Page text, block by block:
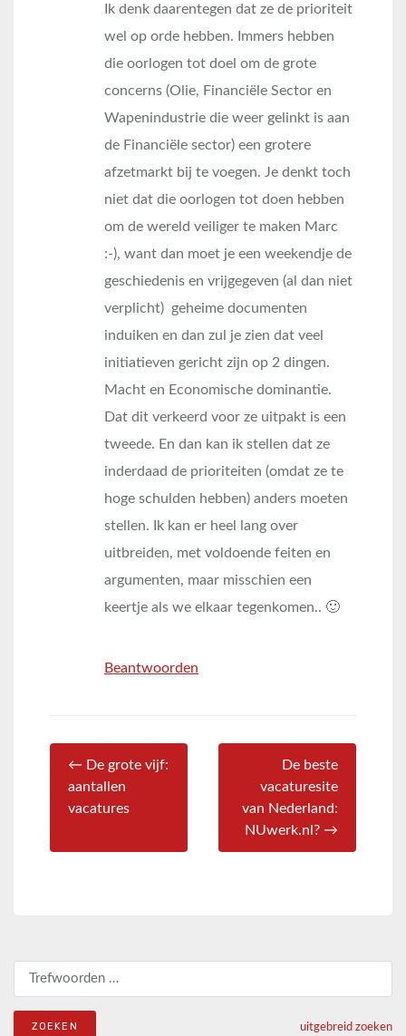
Ik denk daarentegen dat ze de prioriteit
wel op orde hebben. Immers hebben
die oorlogen tot doel om de grote
concerns (Olie, Financiële Sector en
Wapenindustrie die weer gelinkt is aan
de Financiële sector) een grotere
afzetmarkt bij te voegen. Je denkt toch
niet dat die oorlogen tot doen hebben
om de wereld veiliger te maken Marc
:-), want dan moet je een weekendje de
geschiedenis en vrijgegeven (al dan niet
verplicht) geheime documenten
induiken en dan zul je zien dat veel
initiatieven gericht zijn op 2 dingen.
Macht en Economische dominantie.
Dat dit verkeerd voor ze uitpakt is een
tweede. En dan kan ik stellen dat ze
inderdaad de prioriteiten (omdat ze te
hoge schulden hebben) anders moeten
stellen. Ik kan er heel lang over
uitbreiden, met voldoende feiten en
argumenten, maar misschien een
keertje als we elkaar tegenkomen.. 🙂
Beantwoorden
← De grote vijf:
aantallen
vacatures
De beste
vacaturesite
van Nederland:
NUwerk.nl? →
Zoeken naar:
uitgebreid zoeken